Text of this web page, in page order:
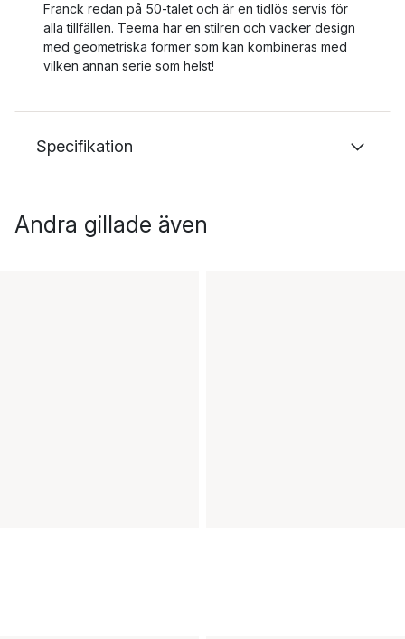
Franck redan på 50-talet och är en tidlös servis för
alla tillfällen. Teema har en stilren och vacker design
med geometriska former som kan kombineras med
vilken annan serie som helst!
Specifikation
Andra gillade även